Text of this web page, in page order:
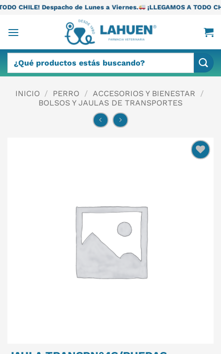
Saltar
contenido
de Lunes a Viernes. ¡LLEGAMOS A TODO CHILE!
por:
INICIO / PERRO / ACCESORIOS Y BIENESTAR
/
BOLSOS Y JAULAS DE TRANSPORTES